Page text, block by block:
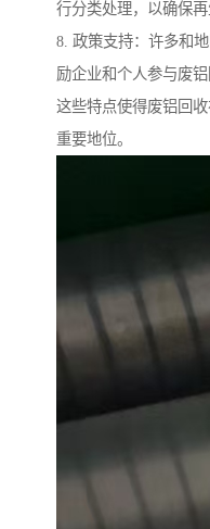
行分类处理，以确保再
8. 政策支持：许多和
励企业和个人参与废
这些特点使得废铝回
重要地位。